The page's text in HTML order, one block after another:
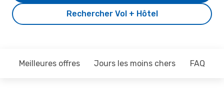
Rechercher Vol + Hôtel
Meilleures offres Jours les moins chers FAQ